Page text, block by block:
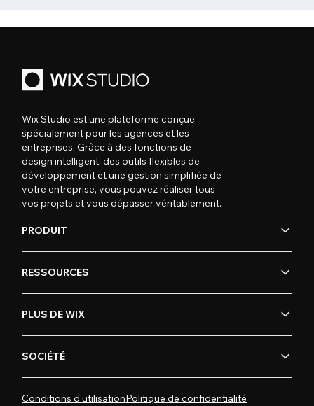
Wix Studio est une plateforme conçue
spécialement pour les agences et les
entreprises. Grâce à des fonctions de
design intelligent, des outils flexibles de
développement et une gestion simplifiée de
votre entreprise, vous pouvez réaliser tous
vos projets et vous dépasser véritablement.
PRODUIT
RESSOURCES
PLUS DE WIX
SOCIÉTÉ
Conditions d'utilisationPolitique de confidentialité